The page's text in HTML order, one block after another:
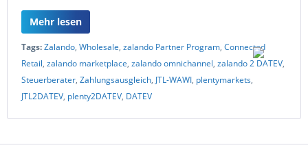
Mehr lesen
Tags:Zalando, Wholesale, zalando Partner Program, Connected
Retail, zalando marketplace, zalando omnichannel, zalando 2 DATEV,
Steuerberater, Zahlungsausgleich, JTL-WAWI, plentymarkets,
JTL2DATEV, plenty2DATEV, DATEV